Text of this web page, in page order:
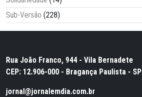
Sub-Versão (228)
Rua João Franco, 944 - Vila Bernadete
CEP: 12.906-000 - Bragança Paulista - SP
jornal@jornalemdia.com.br